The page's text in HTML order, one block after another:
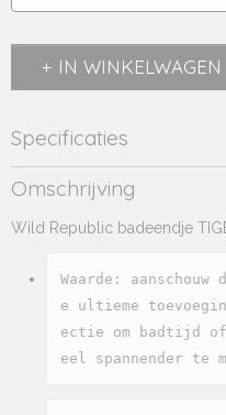
IN WINKELWAGEN
Specificaties
Productcode
23203WR
Productcode leverancier
Omschrijving
Wild Republic badeendje
Waarde:
e ultieme
ectie om badtijd
eel spannender te